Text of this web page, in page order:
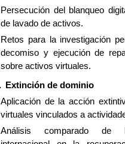
Persecución del blanqueo
de lavado de activos.
Retos para la investigación
decomiso y ejecución de
sobre activos virtuales.
Extinción de dominio
Aplicación de la acción
virtuales vinculados a
Análisis comparado de